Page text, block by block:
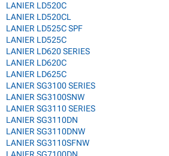
LANIER LD520C
LANIER LD520CL
LANIER LD525C SPF
LANIER LD525C
LANIER LD620 SERIES
LANIER LD620C
LANIER LD625C
LANIER SG3100 SERIES
LANIER SG3100SNW
LANIER SG3110 SERIES
LANIER SG3110DN
LANIER SG3110DNW
LANIER SG3110SFNW